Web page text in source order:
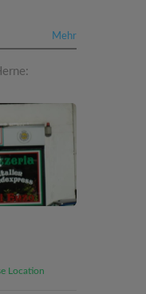
Mehr
Location